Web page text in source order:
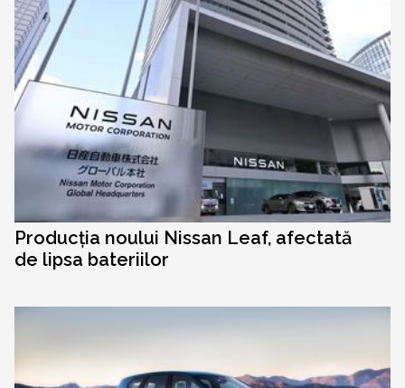
Producția noului Nissan Leaf, afectată
de lipsa bateriilor